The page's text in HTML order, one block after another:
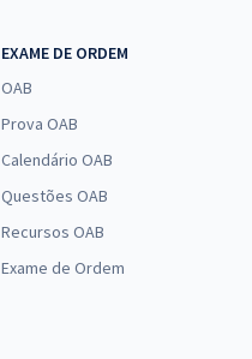
EXAME DE ORDEM
OAB
Prova OAB
Calendário OAB
Questões OAB
Recursos OAB
Exame de Ordem